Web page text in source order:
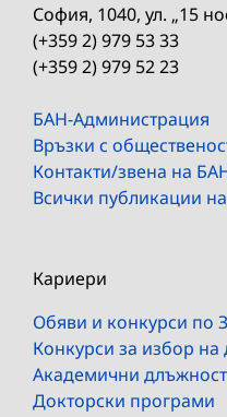
София, 1040, ул. „15
(+359 2) 979 53 33
(+359 2) 979 52 23
БАН-Администрация
Връзки с
Контакти/звена на
Всички публикации
Кариери
Обяви и конкурси по
Конкурси за избор
Академични
Докторски програми